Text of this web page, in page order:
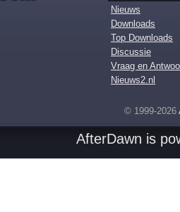
Nieuws
Downloads
Top Downloads
Discussie
Vraag en
Nieuws2.nl
© 1999-2026
AfterDawn is